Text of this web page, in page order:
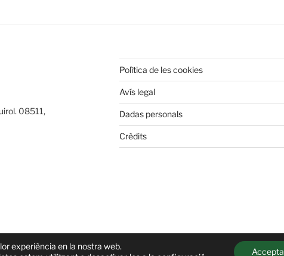
08511,
Polìtica de les cookies
Avís legal
Dadas personals
Crèdits
experiència en la nostra web.
Accepta